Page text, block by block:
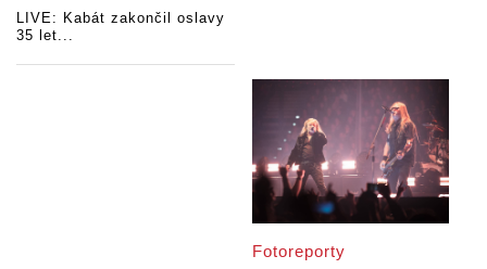
LIVE: Kabát zakončil oslavy
35 let...
Fotoreporty